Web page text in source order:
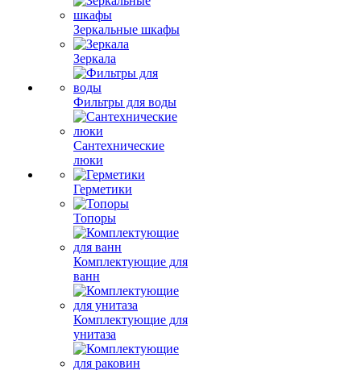
Зеркальные шкафы
Зеркала
Фильтры для воды
Сантехнические
люки
Герметики
Топоры
Комплектующие для
ванн
Комплектующие для
унитаза